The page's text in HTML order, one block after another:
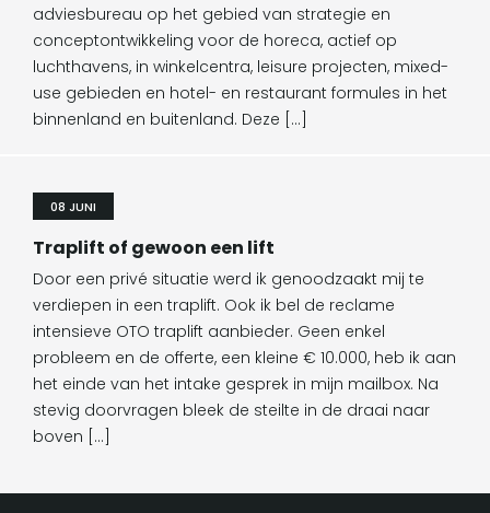
adviesbureau op het gebied van strategie en
conceptontwikkeling voor de horeca, actief op
luchthavens, in winkelcentra, leisure projecten, mixed-
use gebieden en hotel- en restaurant formules in het
binnenland en buitenland. Deze […]
08 JUNI
Traplift of gewoon een lift
Door een privé situatie werd ik genoodzaakt mij te
verdiepen in een traplift. Ook ik bel de reclame
intensieve OTO traplift aanbieder. Geen enkel
probleem en de offerte, een kleine € 10.000, heb ik aan
het einde van het intake gesprek in mijn mailbox. Na
stevig doorvragen bleek de steilte in de draai naar
boven […]